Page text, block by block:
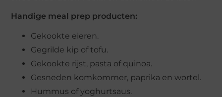
Handige meal prep producten:
Gekookte eieren.
Gegrilde kip of tofu.
Gekookte rijst, pasta of quinoa.
Gesneden komkommer, paprika en wortel.
Hummus of yoghurtsaus.